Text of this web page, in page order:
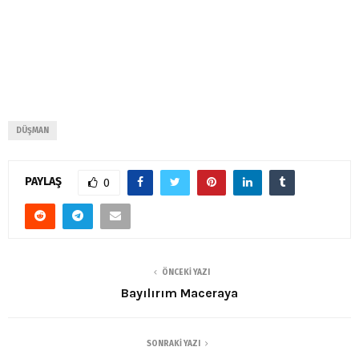
DÜŞMAN
PAYLAŞ 0
ÖNCEKI YAZI
Bayılırım Maceraya
SONRAKI YAZI